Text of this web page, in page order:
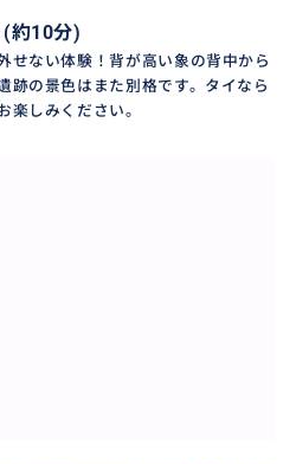
約10分)
せない体験！背が高い象の背中から
跡の景色はまた別格です。タイなら
楽しみください。